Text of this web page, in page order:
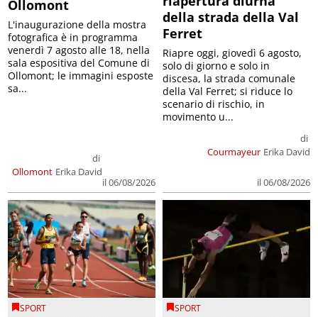
Ollomont
Ollomont
di
Erika David
il 06/08/2026
L'inaugurazione della mostra
fotografica è in programma
venerdì 7 agosto alle 18, nella
sala espositiva del Comune di
Ollomont; le immagini esposte
sa...
della strada della Val
Ferret
Courmayeur
di
Erika David
il 06/08/2026
Riapre oggi, giovedì 6 agosto,
solo di giorno e solo in
discesa, la strada comunale
della Val Ferret; si riduce lo
scenario di rischio, in
movimento u...
SPORT SPORT